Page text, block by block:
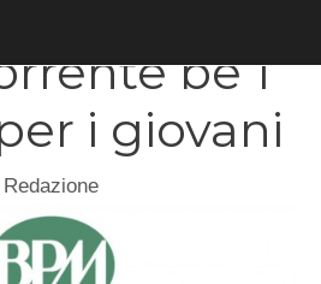
be 1
i giovani
Redazione